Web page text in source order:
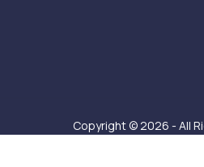
Copyright © 2026 - All